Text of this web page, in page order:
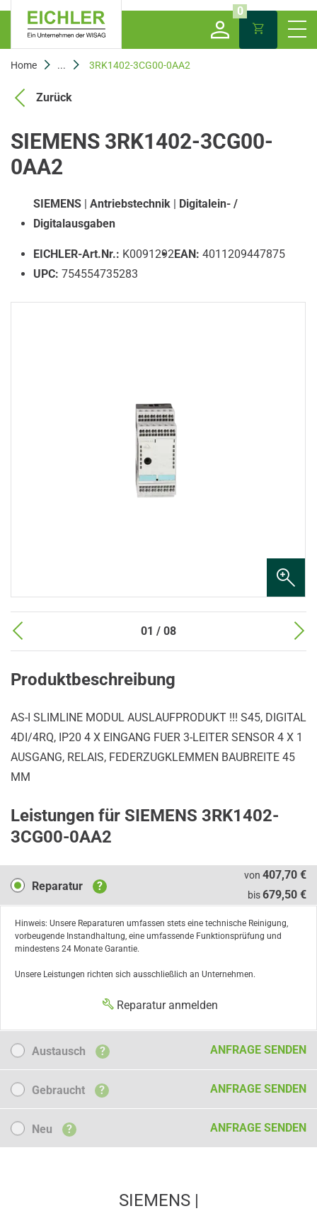
0
Home ... 3RK1402-3CG00-0AA2
Zurück
SIEMENS 3RK1402-3CG00-
0AA2
SIEMENS | Antriebstechnik | Digitalein- /
Digitalausgaben
EICHLER-Art.Nr.: K0091292EAN: 4011209447875
UPC: 754554735283
01 / 08
Produktbeschreibung
AS-I SLIMLINE MODUL AUSLAUFPRODUKT !!! S45, DIGITAL
4DI/4RQ, IP20 4 X EINGANG FUER 3-LEITER SENSOR 4 X 1
AUSGANG, RELAIS, FEDERZUGKLEMMEN BAUBREITE 45
MM
Leistungen für SIEMENS 3RK1402-
3CG00-0AA2
Reparatur
Reparatur ?
von 407,70 €
bis679,50 €
Hinweis: Unsere Reparaturen umfassen stets eine technische Reinigung,
vorbeugende Instandhaltung, eine umfassende Funktionsprüfung und
mindestens 24 Monate Garantie.
Unsere Leistungen richten sich ausschließlich an Unternehmen.
Reparatur anmelden
Austausch
Austausch ? ANFRAGE SENDEN
Gebraucht
Gebraucht ? ANFRAGE SENDEN
NeuNeu ? ANFRAGE SENDEN
SIEMENS |